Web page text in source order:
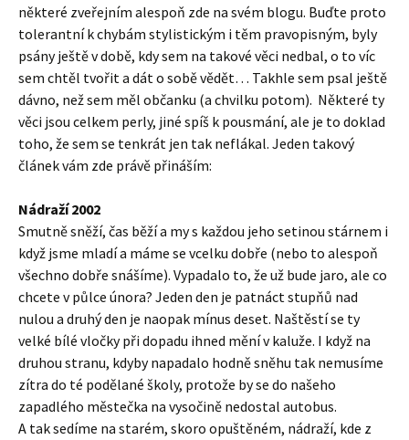
některé zveřejním alespoň zde na svém blogu. Buďte proto
tolerantní k chybám stylistickým i těm pravopisným, byly
psány ještě v době, kdy sem na takové věci nedbal, o to víc
sem chtěl tvořit a dát o sobě vědět… Takhle sem psal ještě
dávno, než sem měl občanku (a chvilku potom). Některé ty
věci jsou celkem perly, jiné spíš k pousmání, ale je to doklad
toho, že sem se tenkrát jen tak neflákal. Jeden takový
článek vám zde právě přináším:
Nádraží 2002
Smutně sněží, čas běží a my s každou jeho setinou stárnem i
když jsme mladí a máme se vcelku dobře (nebo to alespoň
všechno dobře snášíme). Vypadalo to, že už bude jaro, ale co
chcete v půlce února? Jeden den je patnáct stupňů nad
nulou a druhý den je naopak mínus deset. Naštěstí se ty
velké bílé vločky při dopadu ihned mění v kaluže. I když na
druhou stranu, kdyby napadalo hodně sněhu tak nemusíme
zítra do té podělané školy, protože by se do našeho
zapadlého městečka na vysočině nedostal autobus.
A tak sedíme na starém, skoro opuštěném, nádraží, kde z